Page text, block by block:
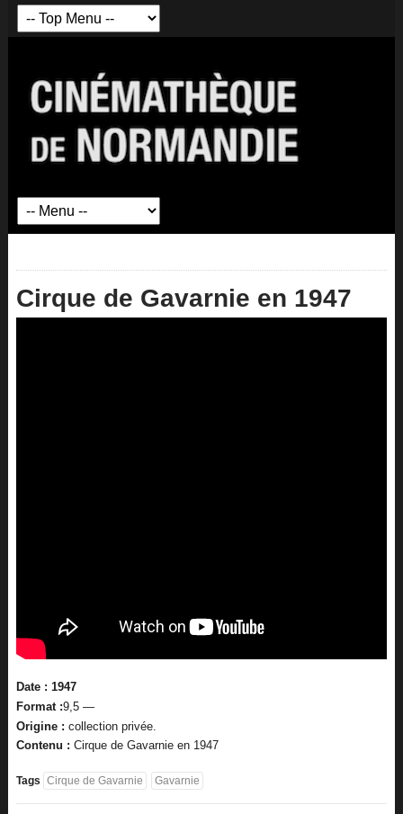
Cirque de Gavarnie en 1947
Date : 1947
Format :9,5 —
Origine : collection privée.
Contenu : Cirque de Gavarnie en 1947
Tags Cirque de Gavarnie Gavarnie